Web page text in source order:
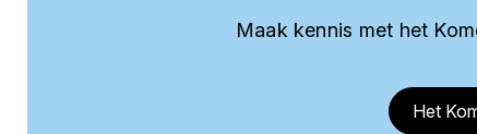
Maak kennis met het
Het